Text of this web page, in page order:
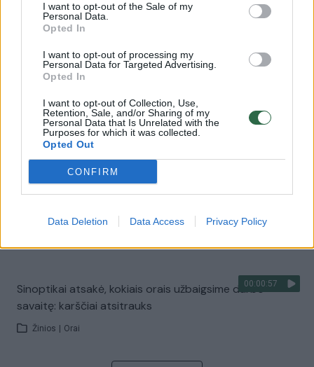
I want to opt-out of the Sale of my
Personal Data.
Opted In
I want to opt-out of processing my
Personal Data for Targeted Advertising.
Opted In
I want to opt-out of Collection, Use,
Retention, Sale, and/or Sharing of my
Personal Data that Is Unrelated with the
Purposes for which it was collected.
Opted Out
CONFIRM
Data Deletion Data Access Privacy Policy
00:00:30
Vaizdai iš tragiškos avarijos Vilniaus r.: dviejų moterų ir
Žinios | Lietuvos diena
Savaitės vidurys nusimato karštas: temperatūra kils iki
32 laipsnių šilumos
Žinios
00:15:54
Ukrainos politikoje: jis yra neteisus
00:00:57
Sinoptikai atsakė, kokiais orais užbaigsime darbo
savaitę: karščiai atsitrauks
Žinios Orai